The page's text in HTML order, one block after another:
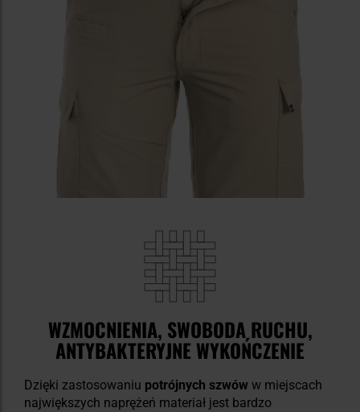
WZMOCNIENIA, SWOBODA RUCHU,
ANTYBAKTERYJNE WYKOŃCZENIE
Dzięki zastosowaniu potrójnych szwów w miejscach
największych naprężeń materiał jest bardzo